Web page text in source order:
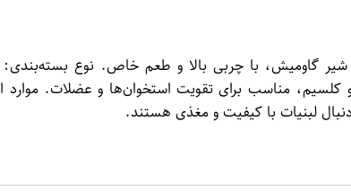
شیر گاومیش، با چربی بالا و طعم خاص. نوع
کلسیم، مناسب برای تقویت استخوان‌ها و عضلات. موارد
لبنیات با کیفیت و مغذی هستند.